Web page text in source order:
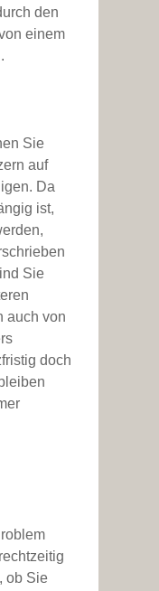
den
einem
Sie
auf
Da
ist,
Sie
auch von
doch
ob Sie